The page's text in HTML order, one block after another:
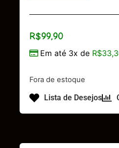
R$99,90
Em até 3x de R$
Fora de estoque
Lista de Desejos